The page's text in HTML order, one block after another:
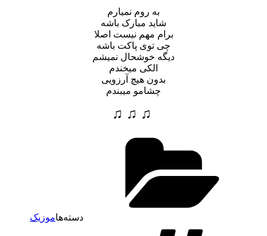
به روم نمیارم
شاید مبارک باشه
برام مهم نیست اصلا
چی توی پاکت باشه
دیگه خوشحال نمیشم
الکی میخندم
بدون هیچ آرزویی
چشامو میبندم
♫ ♫ ♫
دسته‌هاموزیک